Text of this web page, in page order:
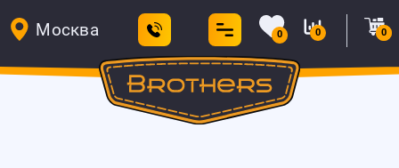
Москва 0 0 0